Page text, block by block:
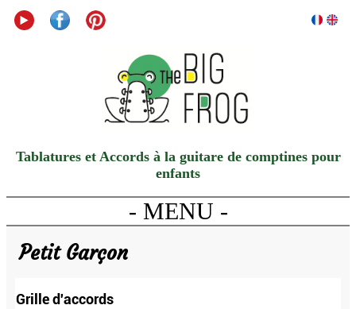
Tablatures et Accords à la guitare de comptines pour
enfants
- MENU -
Petit Garçon
Grille d'accords